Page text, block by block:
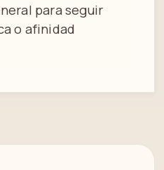
para seguir
o afinidad